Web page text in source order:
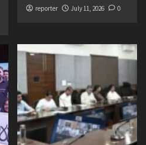
reporter July 11, 2026 0